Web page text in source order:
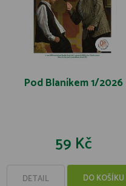
Pod Blaníkem 1/2026
59 Kč
DETAIL DO KOŠÍKU